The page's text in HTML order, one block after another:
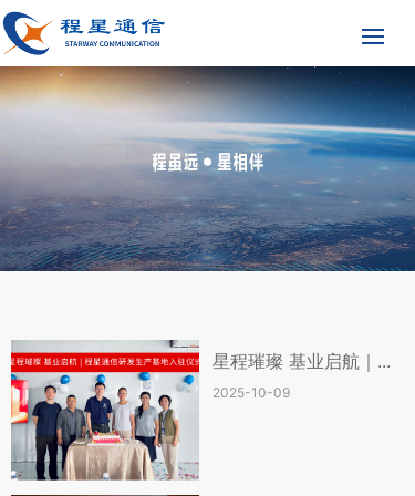
星程璀璨 基业启航｜...
2025-10-09